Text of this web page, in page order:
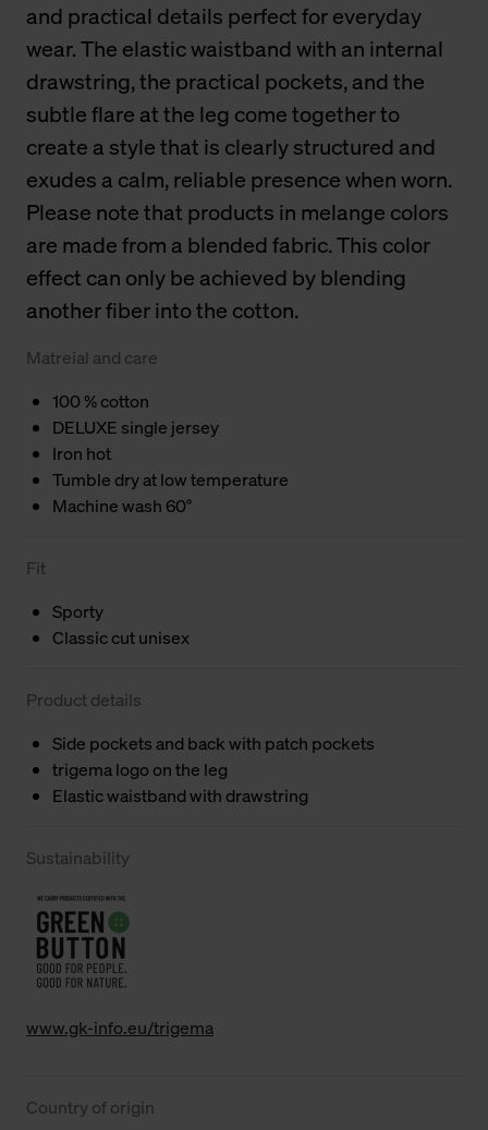
and practical details perfect for everyday
wear. The elastic waistband with an internal
drawstring, the practical pockets, and the
subtle flare at the leg come together to
create a style that is clearly structured and
exudes a calm, reliable presence when worn.
Please note that products in melange colors
are made from a blended fabric. This color
effect can only be achieved by blending
another fiber into the cotton.
Matreial and care
100 % cotton
DELUXE single jersey
Iron hot
Tumble dry at low temperature
Machine wash 60°
Fit
Sporty
Classic cut unisex
Product details
Side pockets and back with patch pockets
trigema logo on the leg
Elastic waistband with drawstring
Sustainability
www.gk-info.eu/trigema
Country of origin